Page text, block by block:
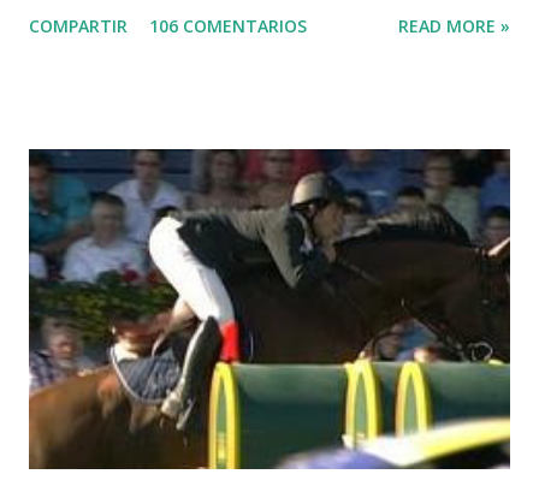
-EPAILLARD 7 GIG AMAI M WHITAKER 8 SILVANA DU
POWER - MILLAR 5 ARMANIE -VOORN 6 QUERLYBET
HERO -LEJAUNE 7 MO CHROI - O’BRIEN 8 CARMENA Z -
BREEN 9 JALLA DE GAVIERE -RAMZY AL DUHAMI 10
NOVEL -PHILIPPAERTS 3 triple 1 LATE NIGHT -LEVY 2 K
CLUB LADY -O’CONNOR 3 QUICK STUDY - HOUGH 4
LORENZO -AHLMANN 5 L’ESPOIR -GULLIKSEN 6
TOPINAMBOUR -LEPREVOST 7 WISCONSIN 111 -MOYA 8
INTERTOY Z - BRASH 9 HERALD –CORDON 10 SELDANA
DI CAMPALTO -SHARBATLY Vuelta Triunfal... el ganador
del Gran Premio en su vuelta de honor
COMPARTIR 106 COMENTARIOS READ MORE »